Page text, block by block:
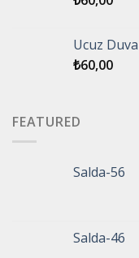
Ucuz
₺60,00
FEATURED
Salda-56
Salda-46